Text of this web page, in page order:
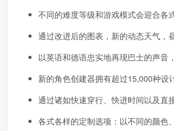
不同的难度等级和游戏模式会迎合各
通过改进后的图表，新的动态天气，
以英语和德语忠实地再现巴士的声音
新的角色创建器拥有超过15,000种设
通过诸如快速穿行、快进时间以及直
各式各样的定制选项：以不同的颜色